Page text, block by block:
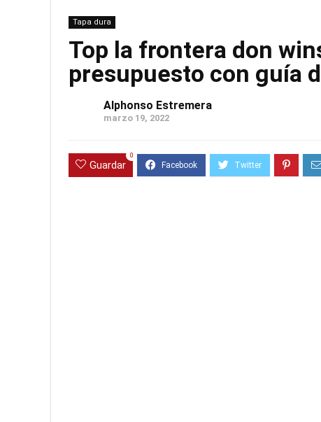
Tapa dura
Top la frontera don
presupuesto con guía
Alphonso Estremera
marzo 19, 2022
Guardar
0